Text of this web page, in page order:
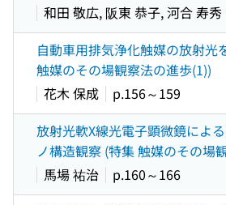
和田 敬広, 阪東 恭子, 河合 寿秀
自動車用排気浄化触媒の放射光
触媒のその場観察法の進歩(1))
花木 保成
p.156～159
放射光軟X線光電子顕微鏡によ
ノ構造観察 (特集 触媒のその場
馬場 祐治
p.160～166